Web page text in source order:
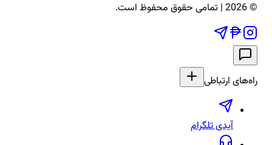
©
2026 | تمامی حقوق محفوظ است.
راه‌های ارتباطی
آیدی تلگرام